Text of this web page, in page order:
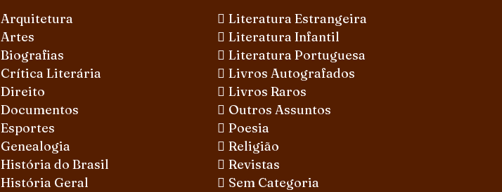
Arquitetura
Artes
Biografias
Crítica Literária
Direito
Documentos
Esportes
Genealogia
História do Brasil
História Geral
Literatura Estrangeira
Literatura Infantil
Literatura Portuguesa
Livros Autografados
Livros Raros
Outros Assuntos
Poesia
Religião
Revistas
Sem Categoria